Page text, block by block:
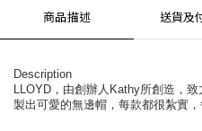
商品描述 送貨及
Description
LLOYD，由創辦人Kathy所創造，
製出可愛的無邊帽，每款都很紮實，